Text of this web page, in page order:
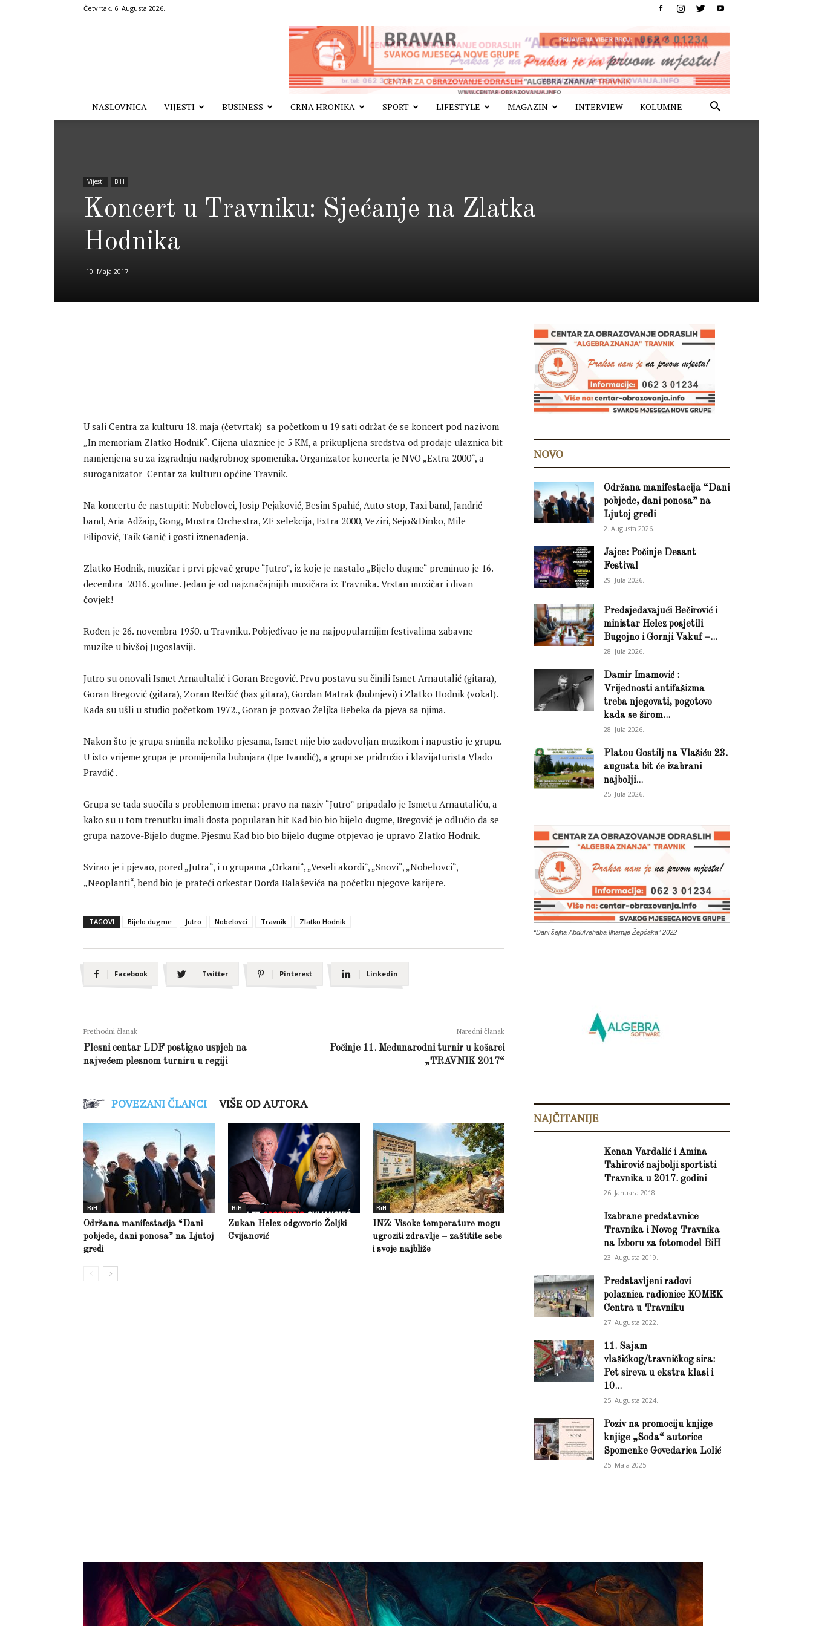
Četvrtak, 6. Augusta 2026.
NASLOVNICA VIJESTI BUSINESS CRNA HRONIKA SPORT LIFESTYLE MAGAZIN INTERVIEW KOLUMNE
Vijesti BiH
Koncert u Travniku: Sjećanje na Zlatka
Hodnika
10. Maja 2017.
U sali Centra za kulturu 18. maja (četvrtak) sa početkom u 19 sati održat će se koncert pod nazivom
„In memoriam Zlatko Hodnik“. Cijena ulaznice je 5 KM, a prikupljena sredstva od prodaje ulaznica bit
namjenjena su za izgradnju nadgrobnog spomenika. Organizator koncerta je NVO „Extra 2000“, a
suroganizator Centar za kulturu općine Travnik.
Na koncertu će nastupiti: Nobelovci, Josip Pejaković, Besim Spahić, Auto stop, Taxi band, Jandrić
band, Aria Adžaip, Gong, Mustra Orchestra, ZE selekcija, Extra 2000, Veziri, Sejo&Dinko, Mile
Filipović, Taik Ganić i gosti iznenađenja.
Zlatko Hodnik, muzičar i prvi pjevač grupe “Jutro”, iz koje je nastalo „Bijelo dugme“ preminuo je 16.
decembra 2016. godine. Jedan je od najznačajnijih muzičara iz Travnika. Vrstan muzičar i divan
čovjek!
Rođen je 26. novembra 1950. u Travniku. Pobjeđivao je na najpopularnijim festivalima zabavne
muzike u bivšoj Jugoslaviji.
Jutro su onovali Ismet Arnaultalić i Goran Bregović. Prvu postavu su činili Ismet Arnautalić (gitara),
Goran Bregović (gitara), Zoran Redžić (bas gitara), Gordan Matrak (bubnjevi) i Zlatko Hodnik (vokal).
Kada su ušli u studio početkom 1972., Goran je pozvao Željka Bebeka da pjeva sa njima.
Nakon što je grupa snimila nekoliko pjesama, Ismet nije bio zadovoljan muzikom i napustio je grupu.
U isto vrijeme grupa je promijenila bubnjara (Ipe Ivandić), a grupi se pridružio i klavijaturista Vlado
Pravdić .
Grupa se tada suočila s problemom imena: pravo na naziv “Jutro” pripadalo je Ismetu Arnautaliću, a
kako su u tom trenutku imali dosta popularan hit Kad bio bio bijelo dugme, Bregović je odlučio da se
grupa nazove-Bijelo dugme. Pjesmu Kad bio bio bijelo dugme otpjevao je upravo Zlatko Hodnik.
Svirao je i pjevao, pored „Jutra“, i u grupama „Orkani“, „Veseli akordi“, „Snovi“, „Nobelovci“,
„Neoplanti“, bend bio je prateći orkestar Đorđa Balaševića na početku njegove karijere.
TAGOVI Bijelo dugme Jutro Nobelovci Travnik Zlatko Hodnik
Facebook Twitter Pinterest Linkedin
Prethodni članak
Plesni centar LDF postigao uspjeh na
najvećem plesnom turniru u regiji
Naredni članak
Počinje 11. Međunarodni turnir u košarci
„TRAVNIK 2017“
POVEZANI ČLANCI VIŠE OD AUTORA
BiH
Održana manifestacija “Dani
pobjede, dani ponosa” na Ljutoj
gredi
BiH
Zukan Helez odgovorio Željki
Cvijanović
BiH
INZ: Visoke temperature mogu
ugroziti zdravlje – zaštitite sebe
i svoje najbliže
NOVO
Održana manifestacija “Dani
pobjede, dani ponosa” na
Ljutoj gredi
2. Augusta 2026.
Jajce: Počinje Desant
Festival
29. Jula 2026.
Predsjedavajući Bečirović i
ministar Helez posjetili
Bugojno i Gornji Vakuf –...
28. Jula 2026.
Damir Imamović :
Vrijednosti antifašizma
treba njegovati, pogotovo
kada se širom...
28. Jula 2026.
Platou Gostilj na Vlašiću 23.
augusta bit će izabrani
najbolji...
25. Jula 2026.
“Dani šejha Abdulvehaba Ilhamije Žepčaka” 2022
NAJČITANIJE
Kenan Vardalić i Amina
Tahirović najbolji sportisti
Travnika u 2017. godini
26. Januara 2018.
Izabrane predstavnice
Travnika i Novog Travnika
na Izboru za fotomodel BiH
23. Augusta 2019.
Predstavljeni radovi
polaznica radionice KOMEK
Centra u Travniku
27. Augusta 2022.
11. Sajam
vlašićkog/travničkog sira:
Pet sireva u ekstra klasi i
10...
25. Augusta 2024.
Poziv na promociju knjige
knjige „Soda“ autorice
Spomenke Govedarica Lolić
25. Maja 2025.